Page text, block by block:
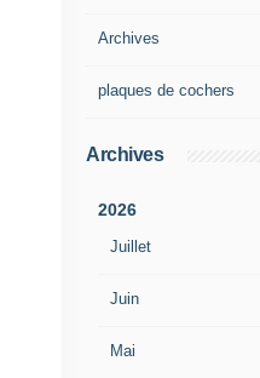
Archives
plaques de cochers
Archives
2026
Juillet
Juin
Mai